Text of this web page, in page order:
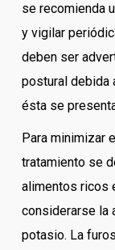
se recomienda
y vigilar
deben ser
postural debida
ésta se
Para minimizar
tratamiento se
alimentos ricos
considerarse la
potasio. La